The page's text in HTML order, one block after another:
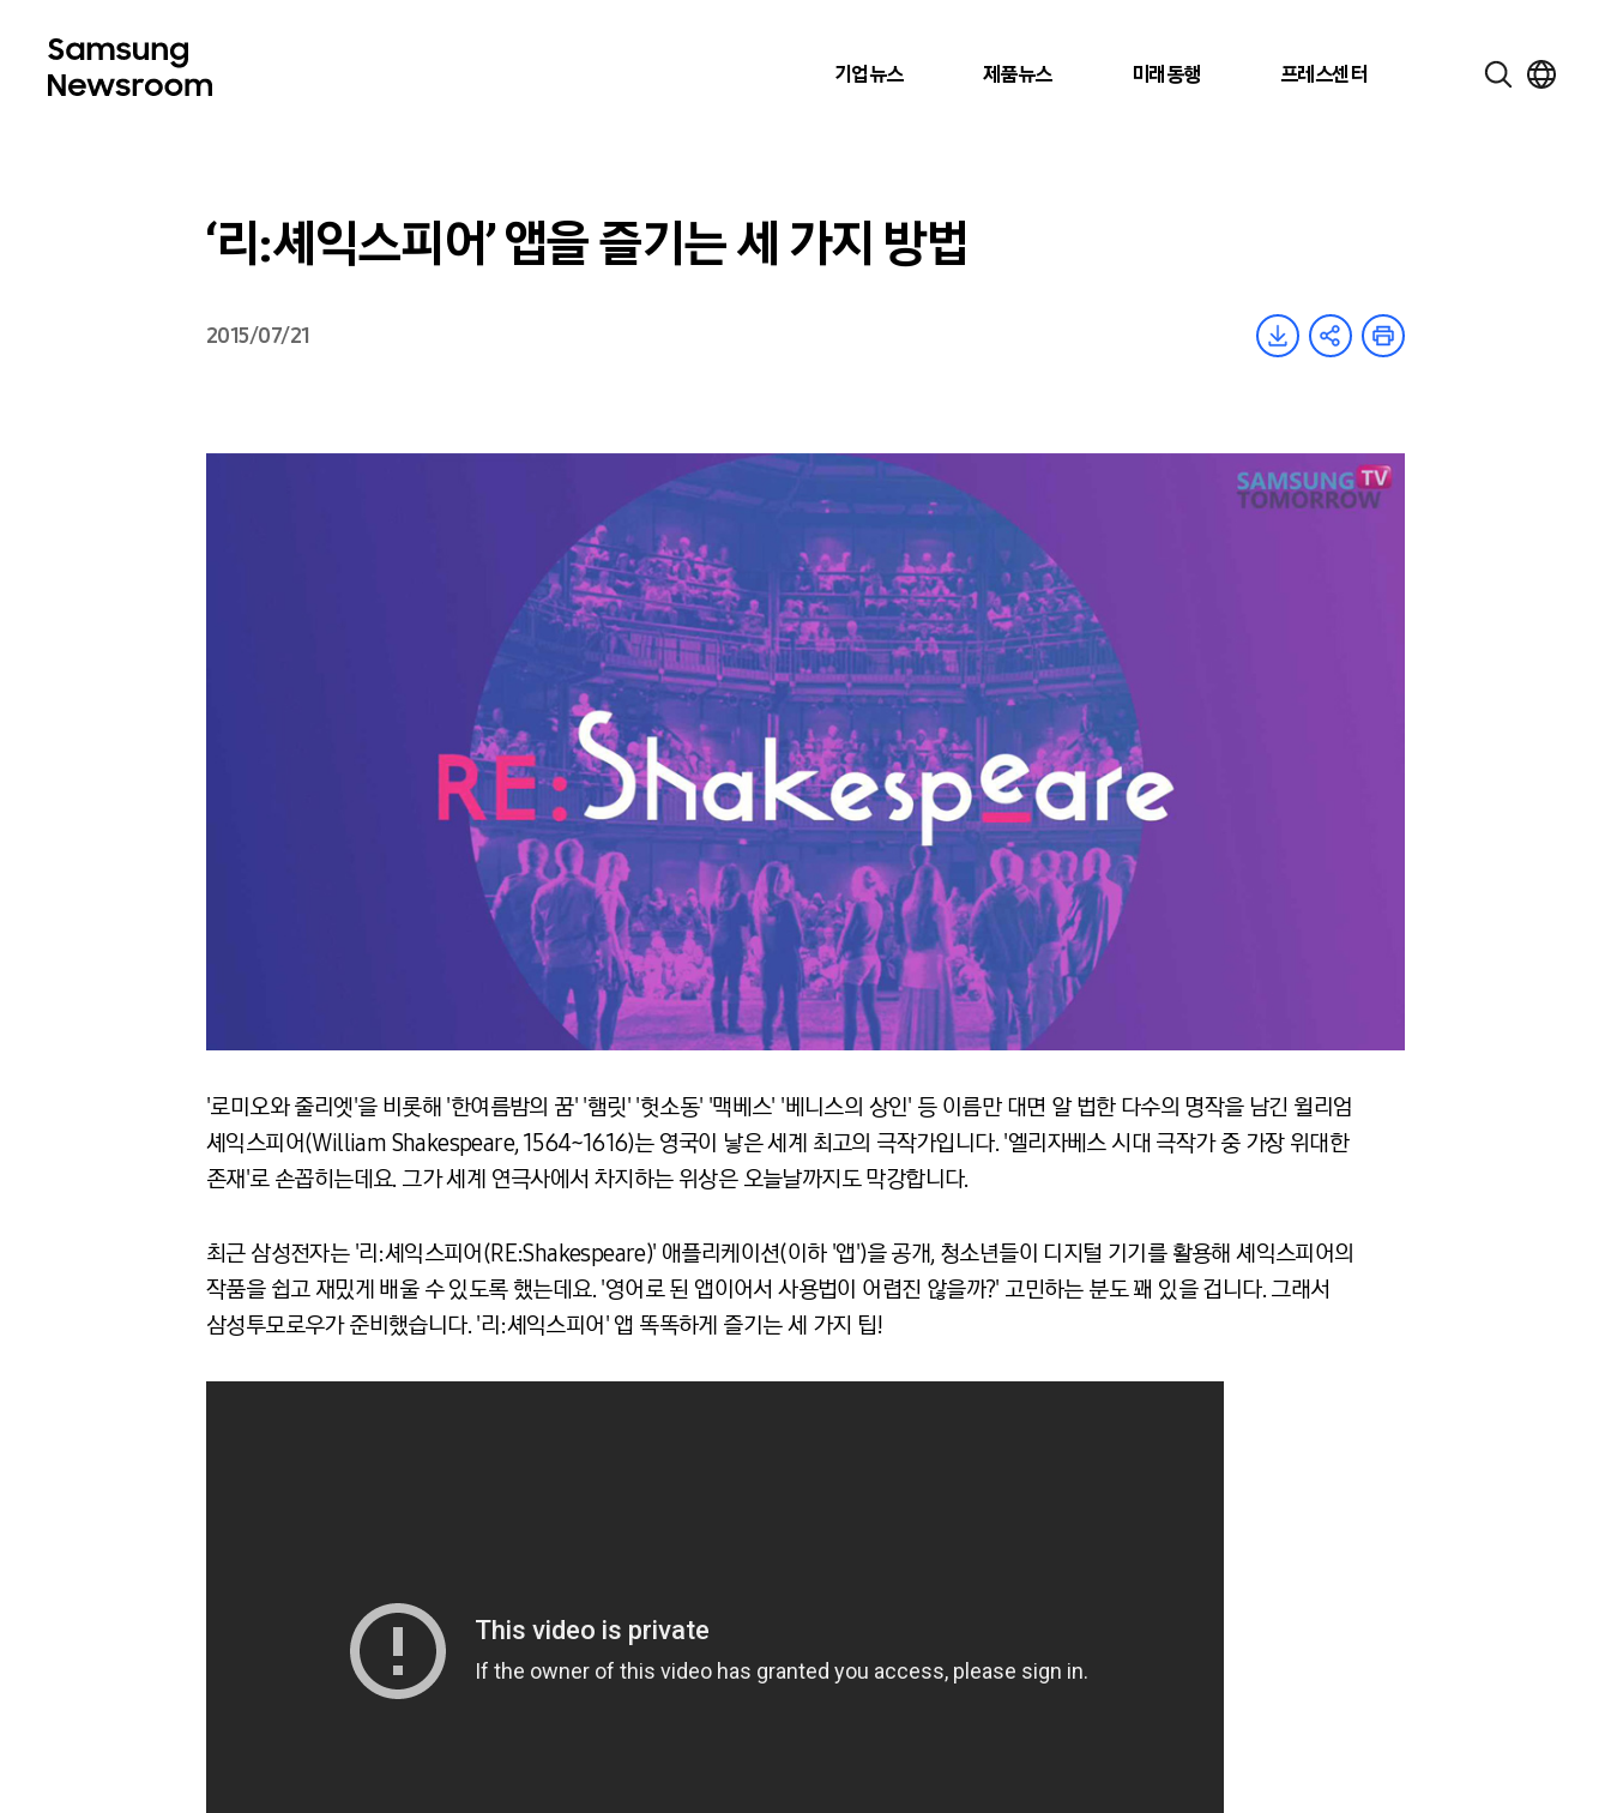
기업뉴스 제품뉴스 미래동행 프레스센터
‘리:셰익스피어’ 앱을 즐기는 세 가지 방법
2015/07/21
'로미오와 줄리엣'을 비롯해 '한여름밤의 꿈' '햄릿' '헛소동' '맥베스' '베니스의 상인' 등 이름만 대면 알 법한 다수의 명작을 남긴 윌리엄
셰익스피어(William Shakespeare, 1564~1616)는 영국이 낳은 세계 최고의 극작가입니다. '엘리자베스 시대 극작가 중 가장 위대한
존재'로 손꼽히는데요. 그가 세계 연극사에서 차지하는 위상은 오늘날까지도 막강합니다.
최근 삼성전자는 '리:셰익스피어(RE:Shakespeare)' 애플리케이션(이하 '앱')을 공개, 청소년들이 디지털 기기를 활용해 셰익스피어의
작품을 쉽고 재밌게 배울 수 있도록 했는데요. '영어로 된 앱이어서 사용법이 어렵진 않을까?' 고민하는 분도 꽤 있을 겁니다. 그래서
삼성투모로우가 준비했습니다. '리:셰익스피어' 앱 똑똑하게 즐기는 세 가지 팁!